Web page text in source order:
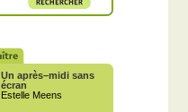
Un après–midi sans
écran
Estelle Meens